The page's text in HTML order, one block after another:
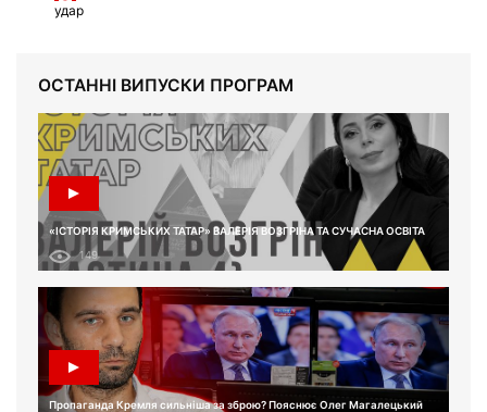
удар
ОСТАННІ ВИПУСКИ ПРОГРАМ
«ІСТОРІЯ КРИМСЬКИХ ТАТАР» ВАЛЕРІЯ ВОЗГРІНА ТА СУЧАСНА ОСВІТА
149
Пропаганда Кремля сильніша за зброю? Пояснює Олег Магалецький